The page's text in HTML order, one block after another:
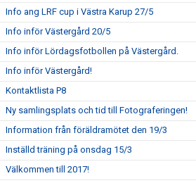
Info ang LRF cup i Västra Karup 27/5
Info inför Västergård 20/5
Info inför Lördagsfotbollen på Västergård.
Info inför Västergård!
Kontaktlista P8
Ny samlingsplats och tid till Fotograferingen!
Information från föräldramötet den 19/3
Inställd träning på onsdag 15/3
Välkommen till 2017!